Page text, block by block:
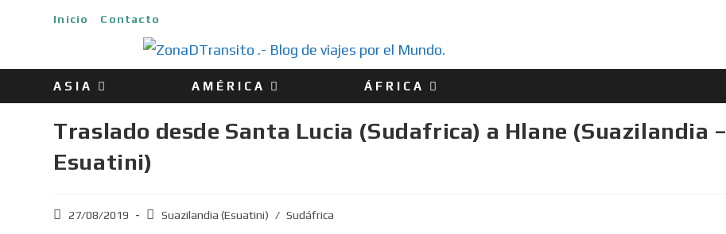
Inicio Contacto
ASIA AMÉRICA ÁFRICA
Traslado desde Santa Lucia (Sudafrica) a Hlane (Suazilandia –
Esuatini)
27/08/2019 Suazilandia (Esuatini) / Sudáfrica